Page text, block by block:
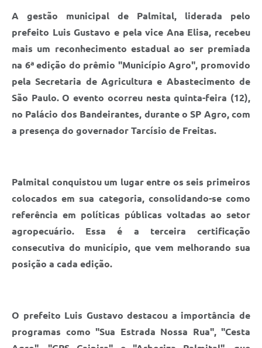
A gestão municipal de Palmital, liderada pelo
prefeito Luis Gustavo e pela vice Ana Elisa, recebeu
mais um reconhecimento estadual ao ser premiada
na 6ª edição do prêmio "Município Agro", promovido
pela Secretaria de Agricultura e Abastecimento de
São Paulo. O evento ocorreu nesta quinta-feira (12),
no Palácio dos Bandeirantes, durante o SP Agro, com
a presença do governador Tarcísio de Freitas.
Palmital conquistou um lugar entre os seis primeiros
colocados em sua categoria, consolidando-se como
referência em políticas públicas voltadas ao setor
agropecuário. Essa é a terceira certificação
consecutiva do município, que vem melhorando sua
posição a cada edição.
O prefeito Luis Gustavo destacou a importância de
programas como "Sua Estrada Nossa Rua", "Cesta